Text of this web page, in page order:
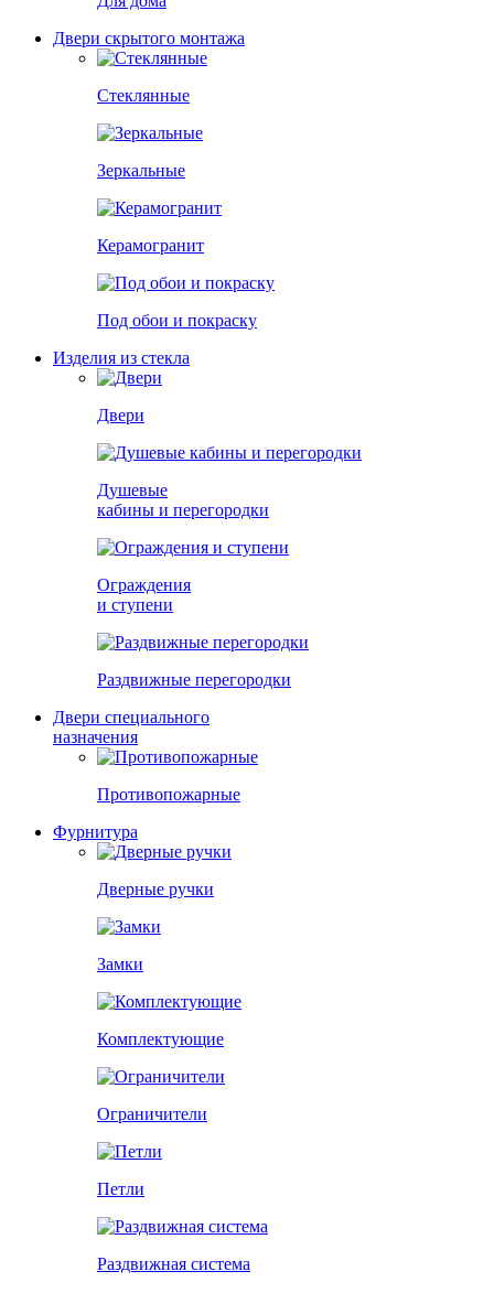
Двери скрытого монтажа
Стеклянные
Зеркальные
Керамогранит
Под обои и покраску
Изделия из стекла
Двери
Душевые
кабины и перегородки
Ограждения
и ступени
Раздвижные перегородки
Двери специального
назначения
Противопожарные
Фурнитура
Дверные ручки
Замки
Комплектующие
Ограничители
Петли
Раздвижная система